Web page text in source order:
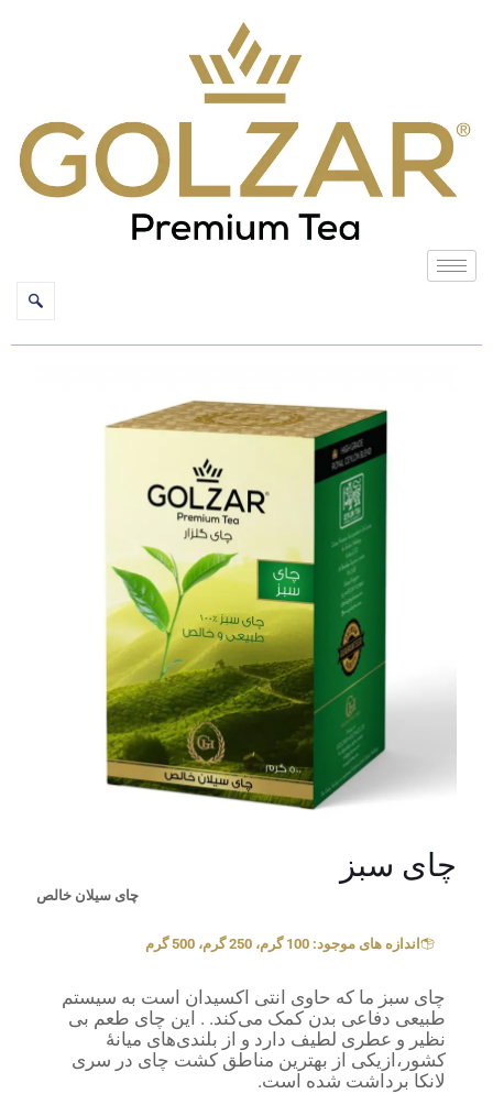
چای سبز
چای سیلان خالص
اندازه های موجود: 100 گرم، 250 گرم، 500 گرم
چای سبز ما که حاوی انتی اکسیدان است به سیستم
طبیعی دفاعی بدن کمک می‌کند. . این چای طعم بی
نظیر و عطری لطیف دارد و از بلندی‌های میانهٔ
کشور،ازیکی‌ از بهترین مناطق کشت چای در سری
لانکا برداشت شده است.